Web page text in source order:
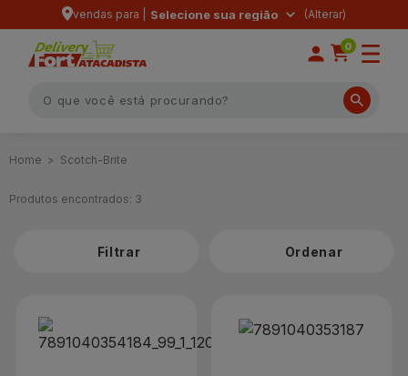
vendas para | Selecione sua região
0
Scotch-Brite
Produtos encontrados: 3
Filtrar